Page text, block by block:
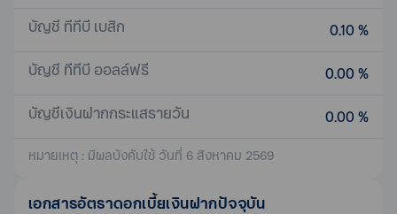
บัญชี ทีทีบี เบสิก
0.10 %
บัญชี ทีทีบี ออลล์ฟรี
0.00 %
บัญชีเงินฝากกระแสรายวัน
0.00 %
หมายเหตุ : มีผลบังคับใช้ วันที่ 6 สิงหาคม 2569
เอกสารอัตราดอกเบี้ยเงินฝากปัจจุบัน